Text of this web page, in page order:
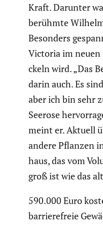
Kraft. Darunter
berühmte
Besonders
Victoria im
ckeln wird. „Das
darin auch. Es
aber ich bin sehr
Seerose
meint er. Aktuell
andere Pflanzen
haus, das vom
groß ist wie das
590.000 Euro
barrie­re­freie